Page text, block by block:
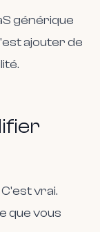
générique
ajouter de
vrai.
que vous